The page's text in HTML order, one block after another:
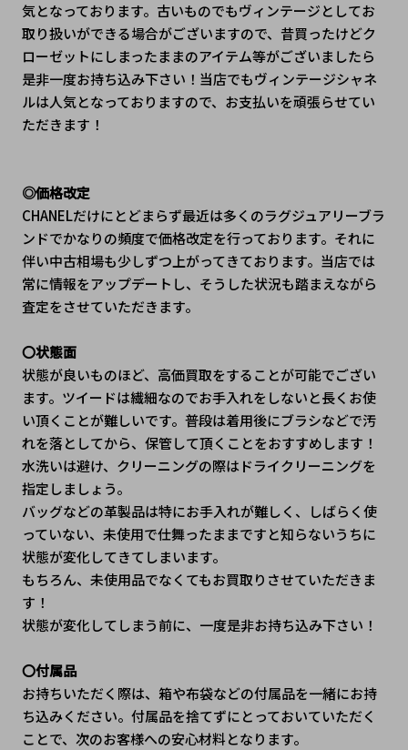
気となっております。古いものでもヴィンテージとしてお
取り扱いができる場合がございますので、昔買ったけどク
ローゼットにしまったままのアイテム等がございましたら
是非一度お持ち込み下さい！当店でもヴィンテージシャネ
ルは人気となっておりますので、お支払いを頑張らせてい
ただきます！
◎価格改定
CHANELだけにとどまらず最近は多くのラグジュアリーブラ
ンドでかなりの頻度で価格改定を行っております。それに
伴い中古相場も少しずつ上がってきております。当店では
常に情報をアップデートし、そうした状況も踏まえながら
査定をさせていただきます。
〇状態面
状態が良いものほど、高価買取をすることが可能でござい
ます。ツイードは繊細なのでお手入れをしないと長くお使
い頂くことが難しいです。普段は着用後にブラシなどで汚
れを落としてから、保管して頂くことをおすすめします！
水洗いは避け、クリーニングの際はドライクリーニングを
指定しましょう。
バッグなどの革製品は特にお手入れが難しく、しばらく使
っていない、未使用で仕舞ったままですと知らないうちに
状態が変化してきてしまいます。
もちろん、未使用品でなくてもお買取りさせていただきま
す！
状態が変化してしまう前に、一度是非お持ち込み下さい！
〇付属品
お持ちいただく際は、箱や布袋などの付属品を一緒にお持
ち込みください。付属品を捨てずにとっておいていただく
ことで、次のお客様への安心材料となります。